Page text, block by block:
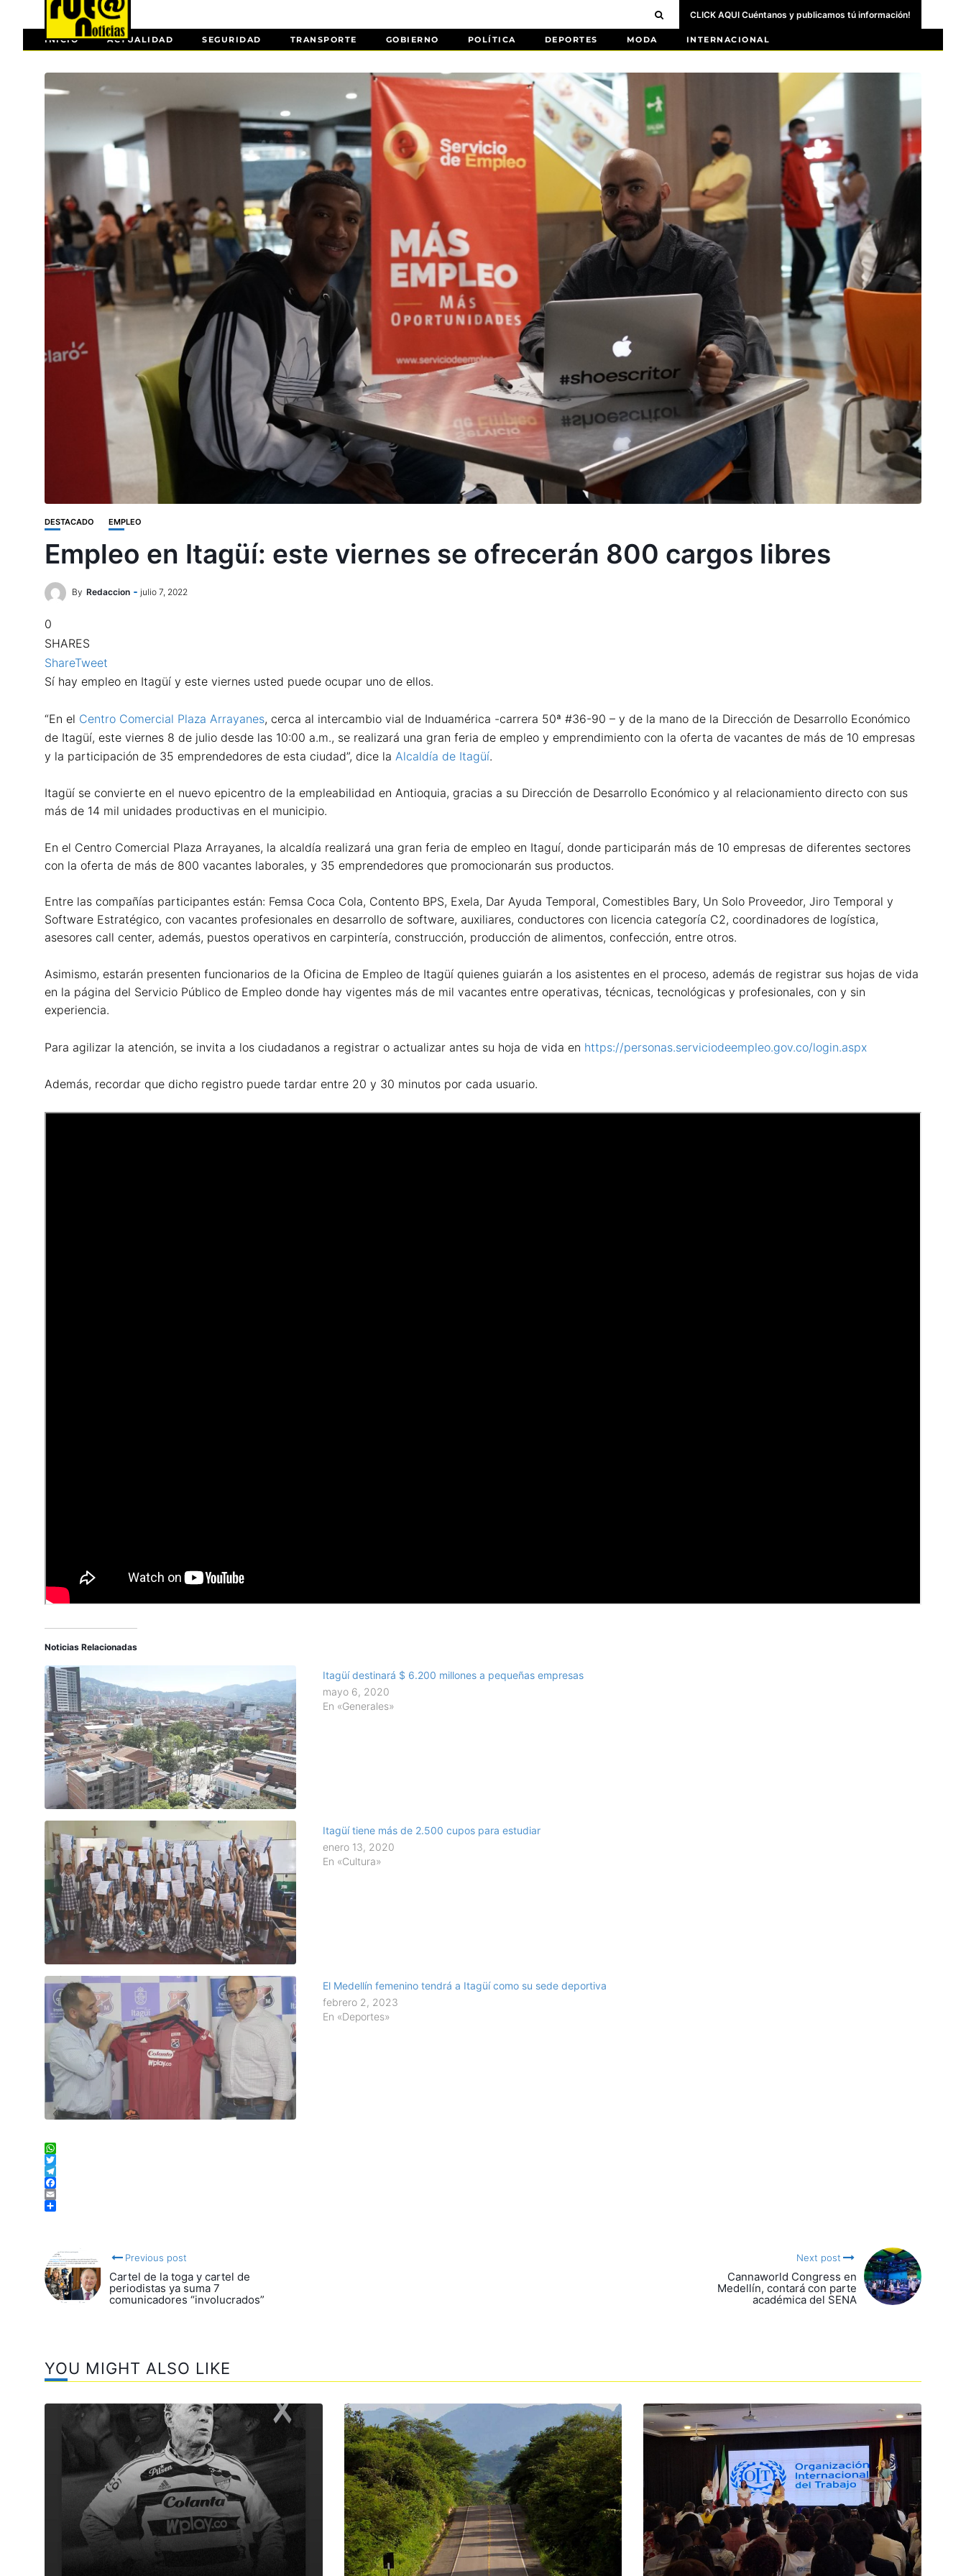
CLICK AQUI Cuéntanos y publicamos tú información!
INICIO ACTUALIDAD SEGURIDAD TRANSPORTE GOBIERNO POLÍTICA DEPORTES MODA INTERNACIONAL
DESTACADO EMPLEO
Empleo en Itagüí: este viernes se ofrecerán 800 cargos libres
By Redaccion julio 7, 2022
0
SHARES
ShareTweet
Sí hay empleo en Itagüí y este viernes usted puede ocupar uno de ellos.
“En el Centro Comercial Plaza Arrayanes, cerca al intercambio vial de Induamérica -carrera 50ª #36-90 – y de la mano de la Dirección de Desarrollo Económico
de Itagüí, este viernes 8 de julio desde las 10:00 a.m., se realizará una gran feria de empleo y emprendimiento con la oferta de vacantes de más de 10 empresas
y la participación de 35 emprendedores de esta ciudad”, dice la Alcaldía de Itagüí.
Itagüí se convierte en el nuevo epicentro de la empleabilidad en Antioquia, gracias a su Dirección de Desarrollo Económico y al relacionamiento directo con sus
más de 14 mil unidades productivas en el municipio.
En el Centro Comercial Plaza Arrayanes, la alcaldía realizará una gran feria de empleo en Itaguí, donde participarán más de 10 empresas de diferentes sectores
con la oferta de más de 800 vacantes laborales, y 35 emprendedores que promocionarán sus productos.
Entre las compañías participantes están: Femsa Coca Cola, Contento BPS, Exela, Dar Ayuda Temporal, Comestibles Bary, Un Solo Proveedor, Jiro Temporal y
Software Estratégico, con vacantes profesionales en desarrollo de software, auxiliares, conductores con licencia categoría C2, coordinadores de logística,
asesores call center, además, puestos operativos en carpintería, construcción, producción de alimentos, confección, entre otros.
Asimismo, estarán presenten funcionarios de la Oficina de Empleo de Itagüí quienes guiarán a los asistentes en el proceso, además de registrar sus hojas de vida
en la página del Servicio Público de Empleo donde hay vigentes más de mil vacantes entre operativas, técnicas, tecnológicas y profesionales, con y sin
experiencia.
Para agilizar la atención, se invita a los ciudadanos a registrar o actualizar antes su hoja de vida en https://personas.serviciodeempleo.gov.co/login.aspx
Además, recordar que dicho registro puede tardar entre 20 y 30 minutos por cada usuario.
Noticias Relacionadas
Itagüí destinará $ 6.200 millones a pequeñas empresas
mayo 6, 2020
En «Generales»
Itagüí tiene más de 2.500 cupos para estudiar
enero 13, 2020
En «Cultura»
El Medellín femenino tendrá a Itagüí como su sede deportiva
febrero 2, 2023
En «Deportes»
WhatsApp
Twitter
Telegram
Facebook
Email
Previous post
Cartel de la toga y cartel de
periodistas ya suma 7
comunicadores “involucrados”
Next post
Cannaworld Congress en
Medellín, contará con parte
académica del SENA
YOU MIGHT ALSO LIKE